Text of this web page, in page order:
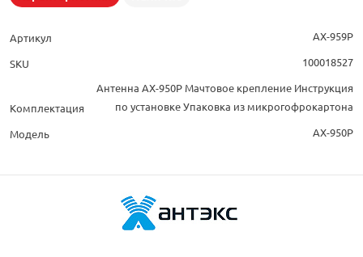
Артикул
AX-959P
SKU
100018527
Комплектация
Антенна AX-950P Мачтовое крепление Инструкция
по установке Упаковка из микрогофрокартона
Модель
AX-950P